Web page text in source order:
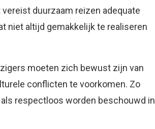
duurzaam reizen adequate
niet altijd gemakkelijk te realiseren
moeten zich bewust zijn van
conflicten te voorkomen. Zo
respectloos worden beschouwd in